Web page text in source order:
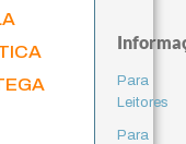
Para
Leitores
Para